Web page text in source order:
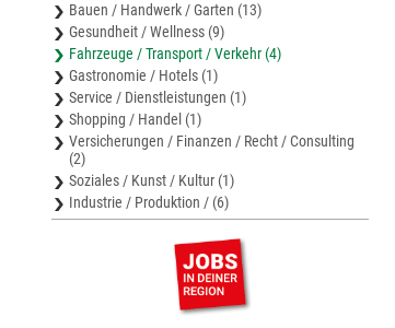
Stadtplan Falkenstein/Vogtland
Stadtplan Rehau
Stadtplan Greiz
Bauen / Handwerk / Garten (13)
Gesundheit / Wellness (9)
Fahrzeuge / Transport / Verkehr (4)
Gastronomie / Hotels (1)
Service / Dienstleistungen (1)
Shopping / Handel (1)
Versicherungen / Finanzen / Recht / Consulting
(2)
Soziales / Kunst / Kultur (1)
Industrie / Produktion / (6)